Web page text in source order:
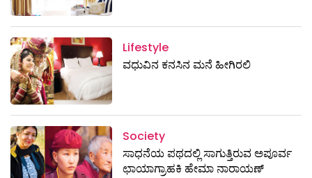
Lifestyle
ವಧುವಿನ ಕನಸಿನ ಮನೆ ಹೀಗಿರಲಿ
Society
ಸಾಧನೆಯ ಪಥದಲ್ಲಿ ಸಾಗುತ್ತಿರುವ ಅಪೂರ್ವ
ಛಾಯಾಗ್ರಾಹಕಿ ಹೇಮಾ ನಾರಾಯಣ್